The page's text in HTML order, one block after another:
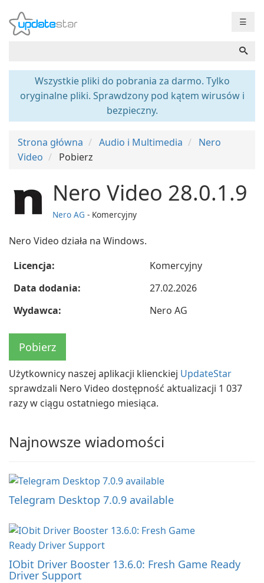
☰
Wszystkie pliki do pobrania za darmo. Tylko
oryginalne pliki. Sprawdzony pod kątem wirusów i
bezpieczny.
Strona główna Audio i Multimedia
Nero
Video
Pobierz
Nero Video 28.0.1.9
Nero AG - Komercyjny
Nero Video działa na Windows.
Licencja:
Komercyjny
Data dodania:
27.02.2026
Wydawca:
Nero AG
Pobierz
Użytkownicy naszej aplikacji klienckiej UpdateStar
sprawdzali Nero Video dostępność aktualizacji 1 037
razy w ciągu ostatniego miesiąca.
Najnowsze wiadomości
Telegram Desktop 7.0.9 available
IObit Driver Booster 13.6.0: Fresh Game Ready
Driver Support